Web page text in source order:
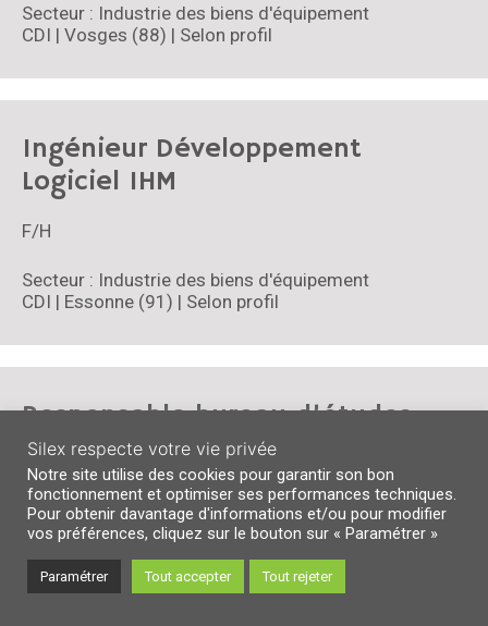
Secteur : Industrie des biens d'équipement
CDI | Vosges (88) | Selon profil
Ingénieur Développement
Logiciel IHM
F/H
Secteur : Industrie des biens d'équipement
CDI | Essonne (91) | Selon profil
Responsable bureau d’études
électriques
F/H
Secteur : Industrie des biens d'équipement
CDI | Vosges (88) | Selon profil
Silex respecte votre vie privée
Notre site utilise des cookies pour garantir son bon
fonctionnement et optimiser ses performances techniques.
Pour obtenir davantage d'informations et/ou pour modifier
vos préférences, cliquez sur le bouton sur « Paramétrer »
Paramétrer Tout accepter Tout rejeter